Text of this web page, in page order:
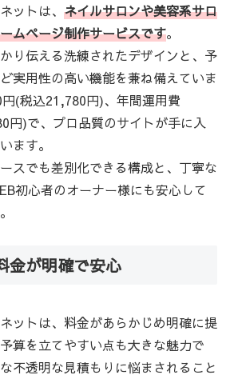
ットは、 ネイルサロンや美容系サロ
ムページ制作サービスです。
り伝える洗練されたデザインと、予
実用性の高い機能を兼ね備えていま
(税込21,780円)、年間運用費
円)で、プロ品質のサイトが手に入
ます。
スでも差別化できる構成と、丁寧な
初心者のオーナー様にも安心して
金が明確で安心
ットは、料金があらかじめ明確に提
算を立てやすい点も大きな魅力で
不透明な見積もりに悩まされること